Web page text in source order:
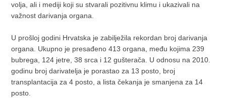
volja, ali i mediji koji su stvarali pozitivnu klimu i ukazivali na
važnost darivanja organa.
U prošloj godini Hrvatska je zabilježila rekordan broj darivanja
organa. Ukupno je presađeno 413 organa, među kojima 239
bubrega, 124 jetre, 38 srca i 12 gušterača. U odnosu na 2010.
godinu broj darivatelja je porastao za 13 posto, broj
transplantacija za 4 posto, a lista čekanja je smanjena za 14
posto.